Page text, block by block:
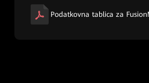
Podatkovna tablica za